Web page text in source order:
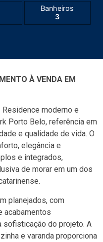
Banheiros
3
À VENDA EM
moderno e
Porto Belo, referência em
e qualidade de vida. O
elegância e
e integrados,
de morar em um dos
planejados, com
acabamentos
sofisticação do projeto. A
e varanda proporciona